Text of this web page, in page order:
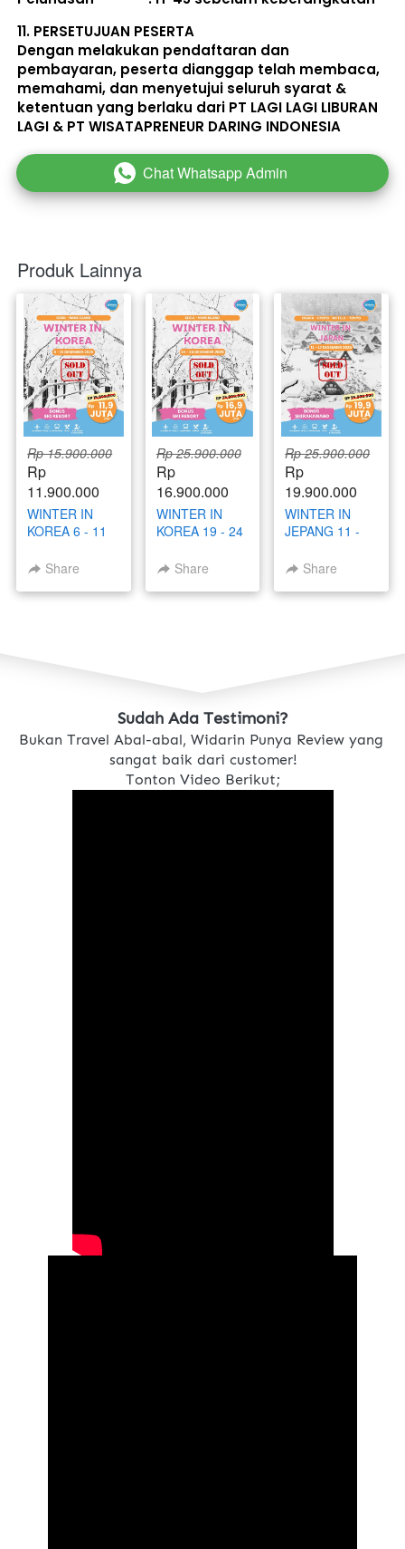
11. PERSETUJUAN PESERTA
Dengan melakukan pendaftaran dan
pembayaran, peserta dianggap telah membaca,
memahami, dan menyetujui seluruh syarat &
ketentuan yang berlaku dari PT LAGI LAGI LIBURAN
LAGI & PT WISATAPRENEUR DARING INDONESIA
` Chat Whatsapp Admin
Produk Lainnya
Rp 15.900.000
Rp
11.900.000
WINTER IN
KOREA 6 - 11
2025 BY
INDONESIA
Share
Rp 25.900.000
Rp
16.900.000
WINTER IN
KOREA 19 - 24
2025 BY
INDONESIA
Share
Rp 25.900.000
Rp
19.900.000
WINTER IN
JEPANG 11 -
2025Share
Sudah Ada Testimoni?
Bukan Travel Abal-abal, Widarin Punya Review yang
sangat baik dari customer!
Tonton Video Berikut;